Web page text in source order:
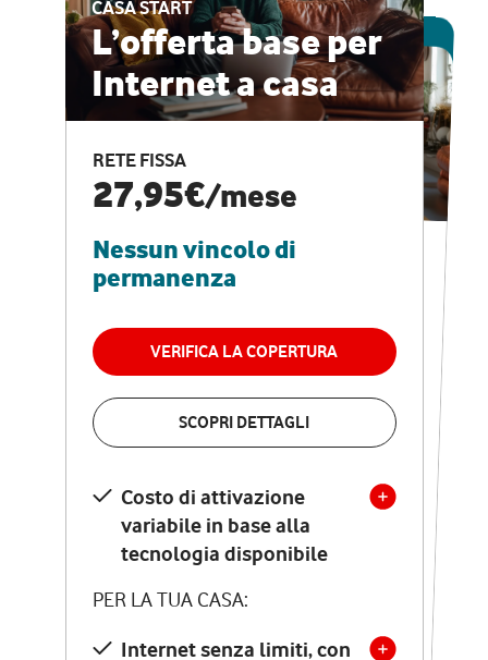
CASA START
L’offerta base per
Internet a casa
RETE FISSA
27,95€/mese
Nessun vincolo di
permanenza
VERIFICA LA COPERTURA
SCOPRI DETTAGLI
Costo di attivazione
variabile in base alla
tecnologia disponibile
PER LA TUA CASA:
Internet senza limiti, con
ESCLUSIVA ONLINE
CASA PRO
Internet veloce e
vantaggi speciali
RETE FISSA + VODAFONE CLUB
29,95€
permanenza
VERIFICA LA COPERTURA
Costo di attivazione
variabile in base alla
tecnologia disponibile
PER LA TUA CASA:
Internet senza limiti, con
la migliore tecnologia